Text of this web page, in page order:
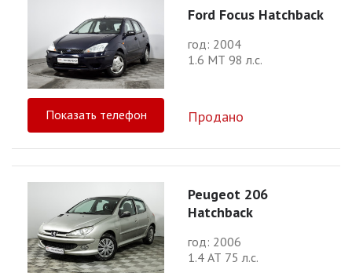
Ford Focus Hatchback
год: 2004
1.6 МТ 98 л.с.
Показать телефон Продано
Peugeot 206
Hatchback
год: 2006
1.4 АТ 75 л.с.